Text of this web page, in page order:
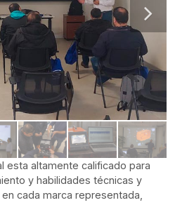
esta altamente calificado para
y habilidades técnicas y
cada marca representada,